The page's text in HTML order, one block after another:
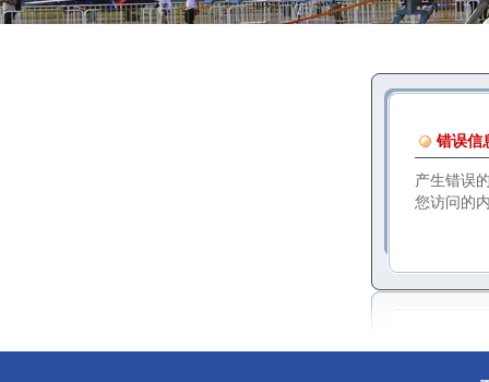
错误信
产生错误
您访问的